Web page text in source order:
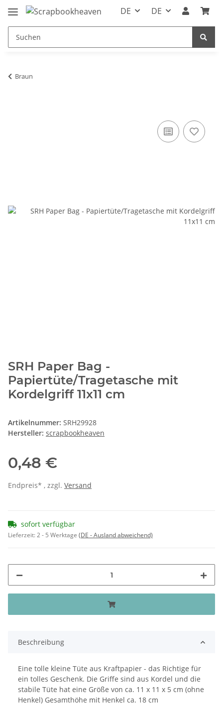
DE DE
Braun
SRH Paper Bag -
Papiertüte/Tragetasche mit
Kordelgriff 11x11 cm
Artikelnummer: SRH29928
Hersteller: scrapbookheaven
0,48 €
Endpreis* , zzgl. Versand
sofort verfügbar
Lieferzeit:2 - 5 Werktage (DE - Ausland abweichend)
Beschreibung
Eine tolle kleine Tüte aus Kraftpapier - das Richtige für
ein tolles Geschenk. Die Griffe sind aus Kordel und die
stabile Tüte hat eine Größe von ca. 11 x 11 x 5 cm (ohne
Henkel) Gesamthöhe mit Henkel ca. 18 cm